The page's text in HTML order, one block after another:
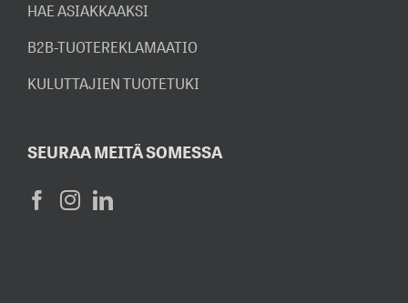
HAE ASIAKKAAKSI
B2B-TUOTEREKLAMAATIO
KULUTTAJIEN TUOTETUKI
SEURAA MEITÄ SOMESSA